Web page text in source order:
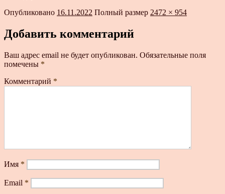
Опубликовано 16.11.2022 Полный размер 2472 × 954
Добавить комментарий
Ваш адрес email не будет опубликован. Обязательные поля
помечены *
Комментарий *
Имя *
Email *